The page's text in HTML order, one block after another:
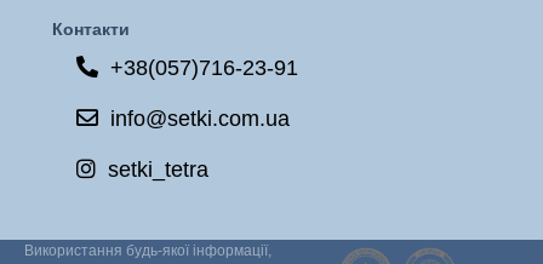
Контакти
+38(057)716-23-91
info@setki.com.ua
setki_tetra
Використання будь-якої інформації,